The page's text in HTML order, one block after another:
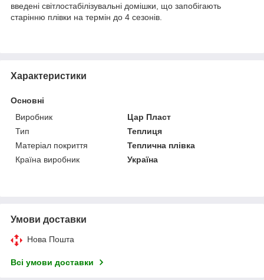
введені світлостабілізувальні домішки, що запобігають
старінню плівки на термін до 4 сезонів.
Характеристики
Основні
Виробник
Цар Пласт
Тип
Теплиця
Матеріал покриття
Теплична плівка
Країна виробник
Україна
Умови доставки
Нова Пошта
Всі умови доставки